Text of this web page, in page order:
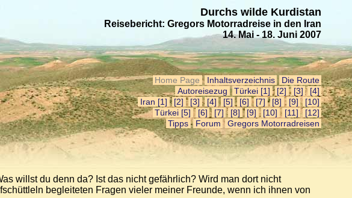
Durchs wilde Kurdistan
Reisebericht: Gregor s Motorrad reise in den Iran
14. Mai - 18. Juni 2007
Home Page Inhaltsverzeichnis
Die Route
Autoreisezug
Türkei [1] [2] [3]
[4]
Iran [1]
[2] [3] [4] [5] [6] [7] [8] [9]
[10]
Türkei [5]
[6] [7] [8] [9] [10] [11]
[12]
Tipps
Forum Gregors Motorrad reisen
willst du denn da? Ist das nicht gefährlich? Wird man dort nicht
begleiteten Fragen vieler meiner Freunde, wenn ich ihnen von